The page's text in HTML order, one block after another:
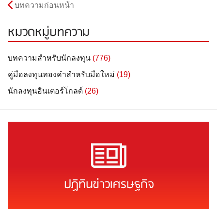
บทความก่อนหน้า
หมวดหมู่บทความ
บทความสำหรับนักลงทุน (776)
คู่มือลงทุนทองคำสำหรับมือใหม่ (19)
นักลงทุนอินเตอร์โกลด์ (26)
ปฏิทินข่าวเศรษฐกิจ